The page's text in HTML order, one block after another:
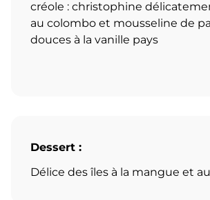
créole : christophine
au colombo et mousseline de
douces à la vanille pays
Dessert :
Délice des îles à la mangue et